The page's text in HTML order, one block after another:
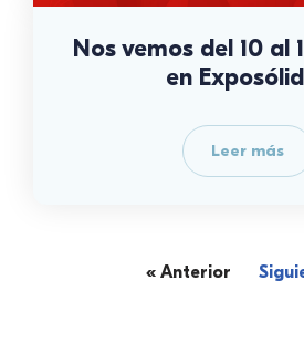
Nos vemos del 10 al
en
Leer más
« Anterior